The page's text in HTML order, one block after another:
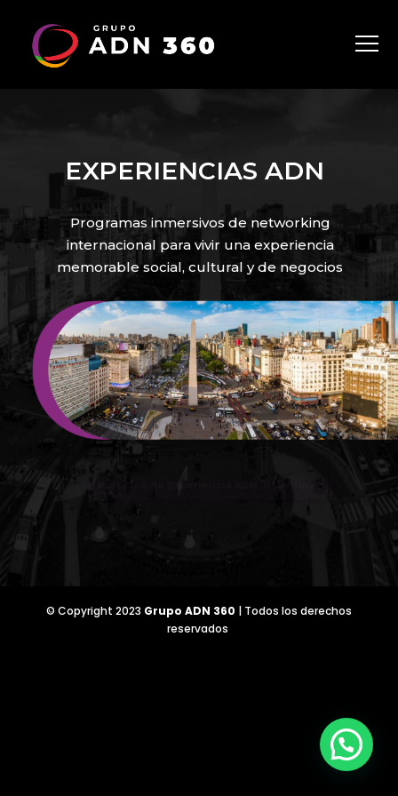
Programas inmersivos de networking
internacional para vivir una experiencia
memorable social, cultural y de negocios
EXPERIENCIAS ADN
© Copyright 2023 Grupo ADN 360 | Todos los derechos
reservados